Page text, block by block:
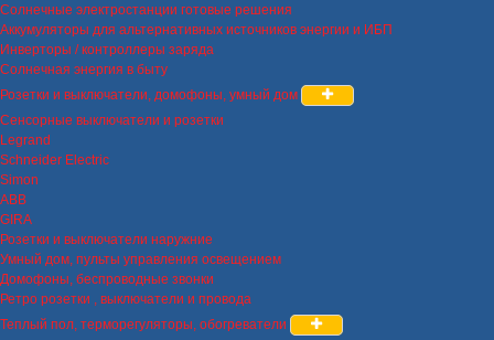
Солнечные электростанции готовые решения
Аккумуляторы для альтернативных источников энергии и ИБП
Инверторы / контроллеры заряда
Солнечная энергия в быту
Розетки и выключатели, домофоны, умный дом
Сенсорные выключатели и розетки
Legrand
Schneider Electric
Simon
ABB
GIRA
Розетки и выключатели наружние
Умный дом, пульты управления освещением
Домофоны, беспроводные звонки
Ретро розетки , выключатели и провода
Теплый пол, терморегуляторы, обогреватели